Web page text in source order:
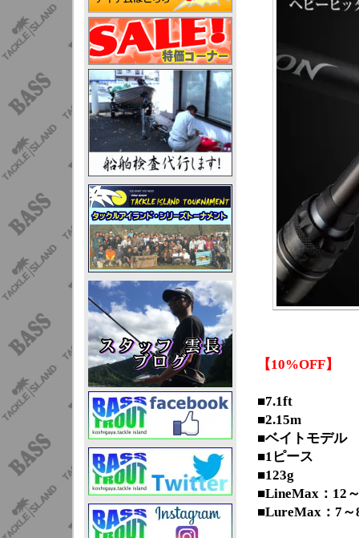
【10%OFF】
■7.1ft
■2.15m
■ベイトモデル
■1ピース
■123g
■LineMax：12
■LureMax：7～